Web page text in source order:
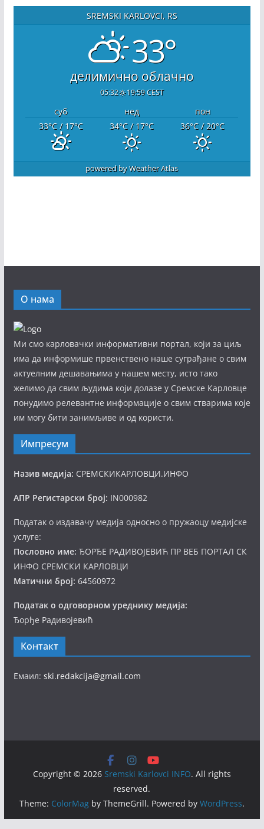
SREMSKI KARLOVCI, RS
33°
делимично облачно
05:32 19:59 CEST
суб нед
пон
33°C/ 17°C 34°C/ 17°C 36°C/ 20°C
powered byWeather Atlas
О нама
Ми смо карловачки информативни портал, који за циљ
има да информише првенствено наше суграђане о свим
актуелним дешавањима у нашем месту, исто тако
желимо да свим људима који долазе у Сремске Карловце
понудимо релевантне информације о свим стварима које
им могу бити занимљиве и од користи.
Импресум
Назив медија: СРЕМСКИКАРЛОВЦИ.ИНФО
АПР Регистарски број: IN000982
Податак о издавачу медија односно о пружаоцу медијске
услуге:
Пословно име: ЂОРЂЕ РАДИВОЈЕВИЋ ПР ВЕБ ПОРТАЛ СК
ИНФО СРЕМСКИ КАРЛОВЦИ
Матични број: 64560972
Податак о одговорном уреднику медија:
Ђорђе Радивојевић
Контакт
Емаил: ski.redakcija@gmail.com
Copyright © 2026 Sremski Karlovci INFO. All rights
reserved.
Theme: ColorMagby ThemeGrill. Powered by WordPress.